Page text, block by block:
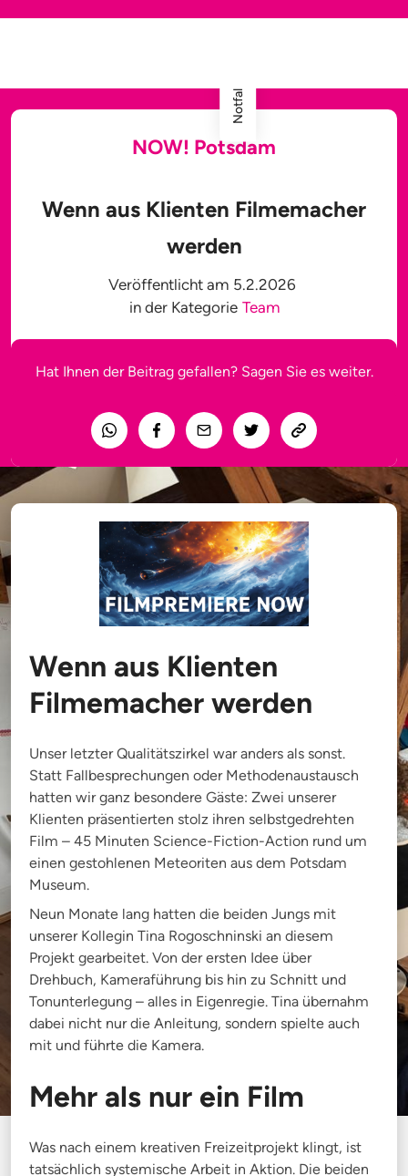
Notfallhilfe
NOW! Potsdam
Wenn aus Klienten Filmemacher
werden
Veröffentlicht am 5.2.2026
in der Kategorie Team
Hat Ihnen der Beitrag gefallen? Sagen Sie es weiter.
Wenn aus Klienten
Filmemacher werden
Unser letzter Qualitätszirkel war anders als sonst.
Statt Fallbesprechungen oder Methodenaustausch
hatten wir ganz besondere Gäste: Zwei unserer
Klienten präsentierten stolz ihren selbstgedrehten
Film – 45 Minuten Science-Fiction-Action rund um
einen gestohlenen Meteoriten aus dem Potsdam
Museum.
Neun Monate lang hatten die beiden Jungs mit
unserer Kollegin Tina Rogoschninski an diesem
Projekt gearbeitet. Von der ersten Idee über
Drehbuch, Kameraführung bis hin zu Schnitt und
Tonunterlegung – alles in Eigenregie. Tina übernahm
dabei nicht nur die Anleitung, sondern spielte auch
mit und führte die Kamera.
Mehr als nur ein Film
Was nach einem kreativen Freizeitprojekt klingt, ist
tatsächlich systemische Arbeit in Aktion. Die beiden